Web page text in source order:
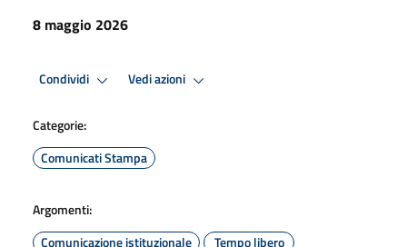
8 maggio 2026
Condividi Vedi azioni
Categorie:
Comunicati Stampa
Argomenti:
Comunicazione istituzionale
Tempo libero